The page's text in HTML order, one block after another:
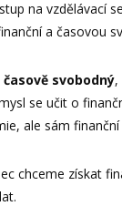
na vzdělávací
a časovou
svobodný,
se učit o
ale sám
chceme získat